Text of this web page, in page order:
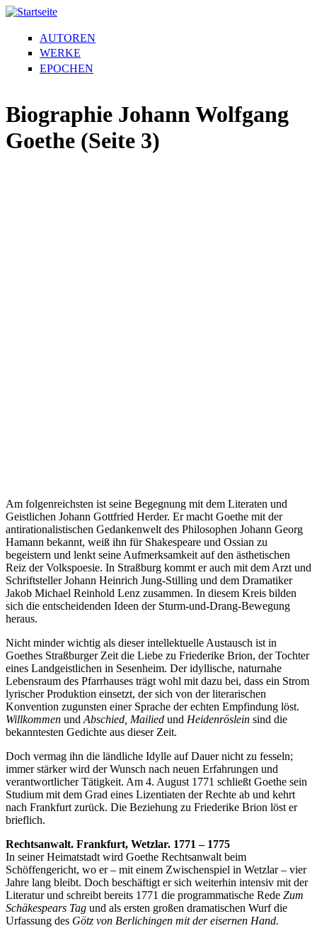
AUTOREN
WERKE
EPOCHEN
Biographie Johann Wolfgang
Goethe (Seite 3)
Am folgenreichsten ist seine Begegnung mit dem Literaten und
Geistlichen Johann Gottfried Herder. Er macht Goethe mit der
antirationalistischen Gedankenwelt des Philosophen Johann Georg
Hamann bekannt, weiß ihn für Shakespeare und Ossian zu
begeistern und lenkt seine Aufmerksamkeit auf den ästhetischen
Reiz der Volkspoesie. In Straßburg kommt er auch mit dem Arzt und
Schriftsteller Johann Heinrich Jung-Stilling und dem Dramatiker
Jakob Michael Reinhold Lenz zusammen. In diesem Kreis bilden
sich die entscheidenden Ideen der Sturm-und-Drang-Bewegung
heraus.
Nicht minder wichtig als dieser intellektuelle Austausch ist in
Goethes Straßburger Zeit die Liebe zu Friederike Brion, der Tochter
eines Landgeistlichen in Sesenheim. Der idyllische, naturnahe
Lebensraum des Pfarrhauses trägt wohl mit dazu bei, dass ein Strom
lyrischer Produktion einsetzt, der sich von der literarischen
Konvention zugunsten einer Sprache der echten Empfindung löst.
Willkommen undAbschied, Mailied und Heidenröslein sind die
bekanntesten Gedichte aus dieser Zeit.
Doch vermag ihn die ländliche Idylle auf Dauer nicht zu fesseln;
immer stärker wird der Wunsch nach neuen Erfahrungen und
verantwortlicher Tätigkeit. Am 4. August 1771 schließt Goethe sein
Studium mit dem Grad eines Lizentiaten der Rechte ab und kehrt
nach Frankfurt zurück. Die Beziehung zu Friederike Brion löst er
brieflich.
Rechtsanwalt. Frankfurt, Wetzlar. 1771 – 1775
In seiner Heimatstadt wird Goethe Rechtsanwalt beim
Schöffengericht, wo er – mit einem Zwischenspiel in Wetzlar – vier
Jahre lang bleibt. Doch beschäftigt er sich weiterhin intensiv mit der
Literatur und schreibt bereits 1771 die programmatische Rede Zum
Schäkespears Tag und als ersten großen dramatischen Wurf die
Urfassung des Götz von Berlichingen mit der eisernen Hand.